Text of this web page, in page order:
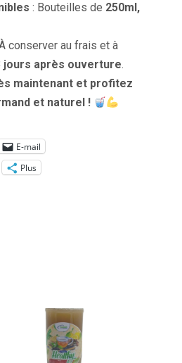
: Bouteilles de 250ml,
conserver au frais et à
jours après ouverture.
maintenant et profitez
et naturel !
E-mail
Plus